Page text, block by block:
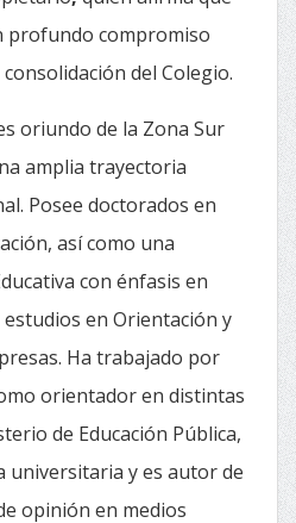
profundo compromiso
del Colegio.
oriundo de la Zona Sur
amplia trayectoria
Posee doctorados en
así como una
con énfasis en
en Orientación y
Ha trabajado por
orientador en distintas
de Educación Pública,
universitaria y es autor de
opinión en medios